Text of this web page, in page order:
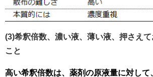
(3)希釈倍数、濃い液、薄い液、押さえ
こと
高い希釈倍数は、薬剤の原液量に対して